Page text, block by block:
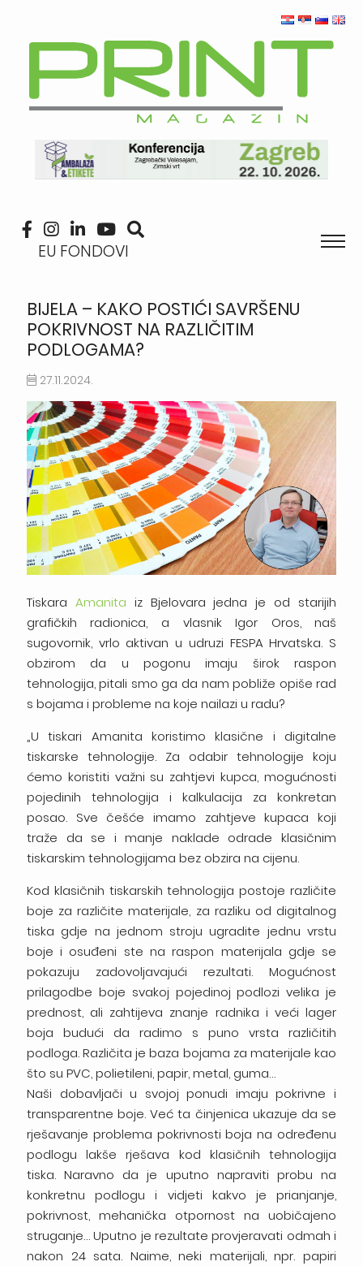
EU FONDOVI
BIJELA – KAKO POSTIĆI SAVRŠENU
POKRIVNOST NA RAZLIČITIM
PODLOGAMA?
27.11.2024.
Tiskara Amanita iz Bjelovara jedna je od starijih
grafičkih radionica, a vlasnik Igor Oros, naš
sugovornik, vrlo aktivan u udruzi FESPA Hrvatska. S
obzirom da u pogonu imaju širok raspon
tehnologija, pitali smo ga da nam pobliže opiše rad
s bojama i probleme na koje nailazi u radu?
„U tiskari Amanita koristimo klasične i digitalne
tiskarske tehnologije. Za odabir tehnologije koju
ćemo koristiti važni su zahtjevi kupca, mogućnosti
pojedinih tehnologija i kalkulacija za konkretan
posao. Sve češće imamo zahtjeve kupaca koji
traže da se i manje naklade odrade klasičnim
tiskarskim tehnologijama bez obzira na cijenu.
Kod klasičnih tiskarskih tehnologija postoje različite
boje za različite materijale, za razliku od digitalnog
tiska gdje na jednom stroju ugradite jednu vrstu
boje i osuđeni ste na raspon materijala gdje se
pokazuju zadovoljavajući rezultati. Mogućnost
prilagodbe boje svakoj pojedinoj podlozi velika je
prednost, ali zahtijeva znanje radnika i veći lager
boja budući da radimo s puno vrsta različitih
podloga. Različita je baza bojama za materijale kao
što su PVC, polietileni, papir, metal, guma…
Naši dobavljači u svojoj ponudi imaju pokrivne i
transparentne boje. Već ta činjenica ukazuje da se
rješavanje problema pokrivnosti boja na određenu
podlogu lakše rješava kod klasičnih tehnologija
tiska. Naravno da je uputno napraviti probu na
konkretnu podlogu i vidjeti kakvo je prianjanje,
pokrivnost, mehanička otpornost na uobičajeno
struganje… Uputno je rezultate provjeravati odmah i
nakon 24 sata. Naime, neki materijali, npr. papiri